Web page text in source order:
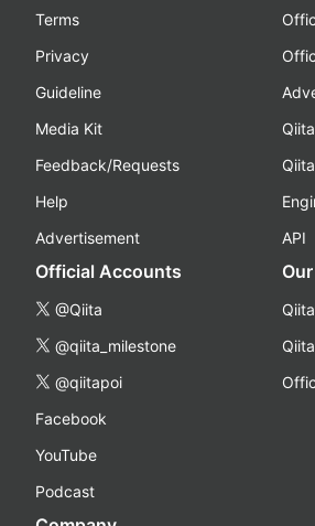
Terms
Privacy
Guideline
Media Kit
Feedback/Requests
Help
Advertisement
API
Official Accounts
@Qiita
@qiita_milestone
@qiitapoi
Facebook
YouTube
Podcast